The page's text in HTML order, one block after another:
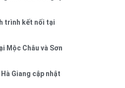
trình kết nối tại
Mộc Châu và Sơn
Giang cập nhật